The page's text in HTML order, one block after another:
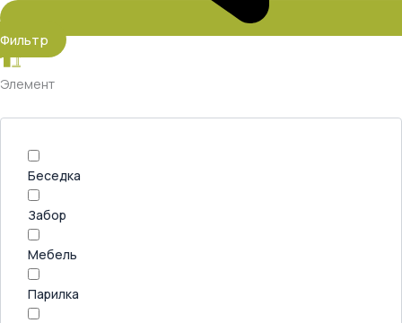
Фильтр
Элемент
Беседка
Забор
Мебель
Парилка